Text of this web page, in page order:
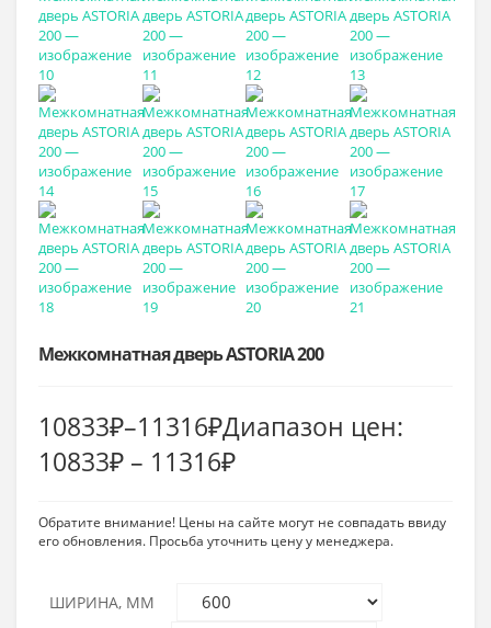
Межкомнатная дверь ASTORIA 200
10833₽–11316₽Диапазон цен:
10833₽ – 11316₽
Обратите внимание! Цены на сайте могут не совпадать ввиду
его обновления. Просьба уточнить цену у менеджера.
ШИРИНА, ММ